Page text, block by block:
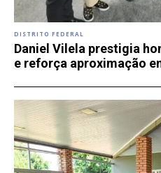
DISTRITO FEDERAL
Daniel Vilela prestigia
e reforça aproximação